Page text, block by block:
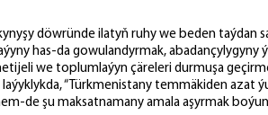
döwründe ilatyň ruhy we beden taýdan
has-da gowulandyrmak, abadançylygyny
we toplumlaýyn çäreleri durmuşa
laýyklykda, “Türkmenistany temmäkiden
de şu maksatnamany amala aşyrmak